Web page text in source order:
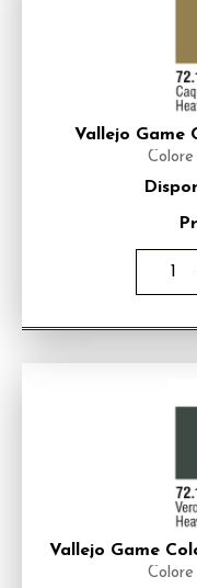
Vallejo Game
Vallejo Game